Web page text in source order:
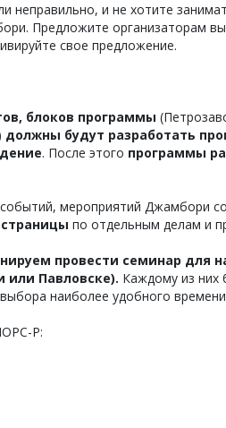
неправильно, и не хотите
Предложите организаторам
свое предложение.
блоков программы
должны будут разработать
. После этого программы
мероприятий Джамбори
по отдельным делам и
провести семинар для
или Павловске). Каждому из них
наиболее удобного
Р: